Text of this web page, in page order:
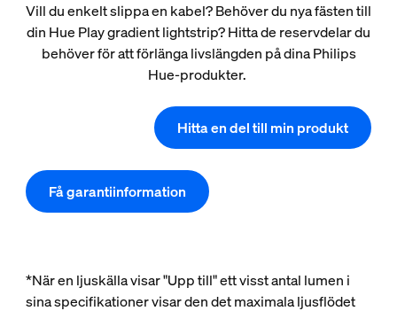
Vill du enkelt slippa en kabel? Behöver du nya fästen till
din Hue Play gradient lightstrip? Hitta de reservdelar du
behöver för att förlänga livslängden på dina Philips
Hue-produkter.
Hitta en del till min produkt
Få garantiinformation
*När en ljuskälla visar "Upp till" ett visst antal lumen i
sina specifikationer visar den det maximala ljusflödet